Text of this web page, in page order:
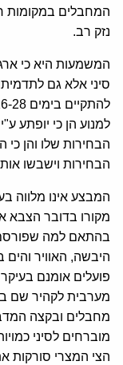
נזק רב.
המשמעות היא כי
סיני אלא גם
למנוע הן כי יופתע
הבחירות שלו והן
הבחירות וישבשו
המבצע אינו מלווה
מקורו בדובר הצבא
בהתאם למה
היבשה, האוויר
פועלים אומנם
מערבית לקהיר שם
מחבלים ובקצה
מוברחים לסיני
הצי המצרי סורקות